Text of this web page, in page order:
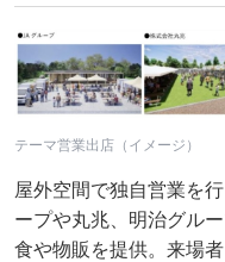
テーマ営業出店（イメージ）
屋外空間で独自営業を
ープや丸兆、明治グル
食や物販を提供。来場